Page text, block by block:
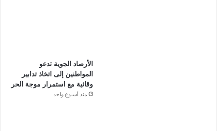
الأرصاد الجوية تدعو
المواطنين إلى اتخاذ تدابير
وقائية مع استمرار موجة الحر
منذ أسبوع واحد